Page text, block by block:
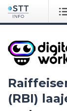
(RBI)